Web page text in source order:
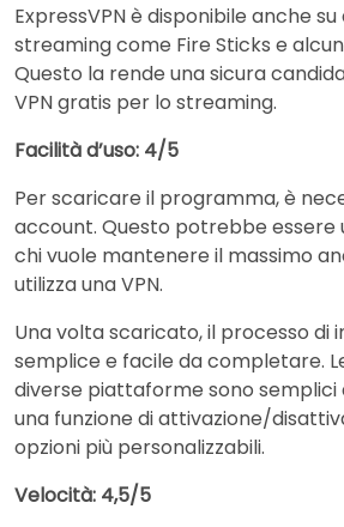
ExpressVPN è disponibile anche
streaming come Fire Sticks e
Questo la rende una sicura
VPN gratis per lo streaming.
Facilità d’uso: 4/5
Per scaricare il programma, è
account. Questo potrebbe essere
chi vuole mantenere il massimo
utilizza una VPN.
Una volta scaricato, il processo di
semplice e facile da completare.
diverse piattaforme sono semplici
una funzione di attivazione/
opzioni più personalizzabili.
Velocità: 4,5/5